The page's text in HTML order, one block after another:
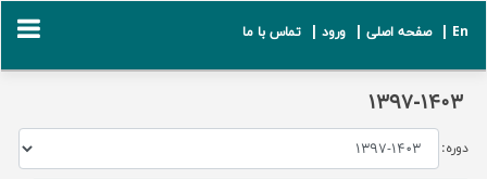
En | صفحه اصلی | ورود | تماس با ما
دوره: